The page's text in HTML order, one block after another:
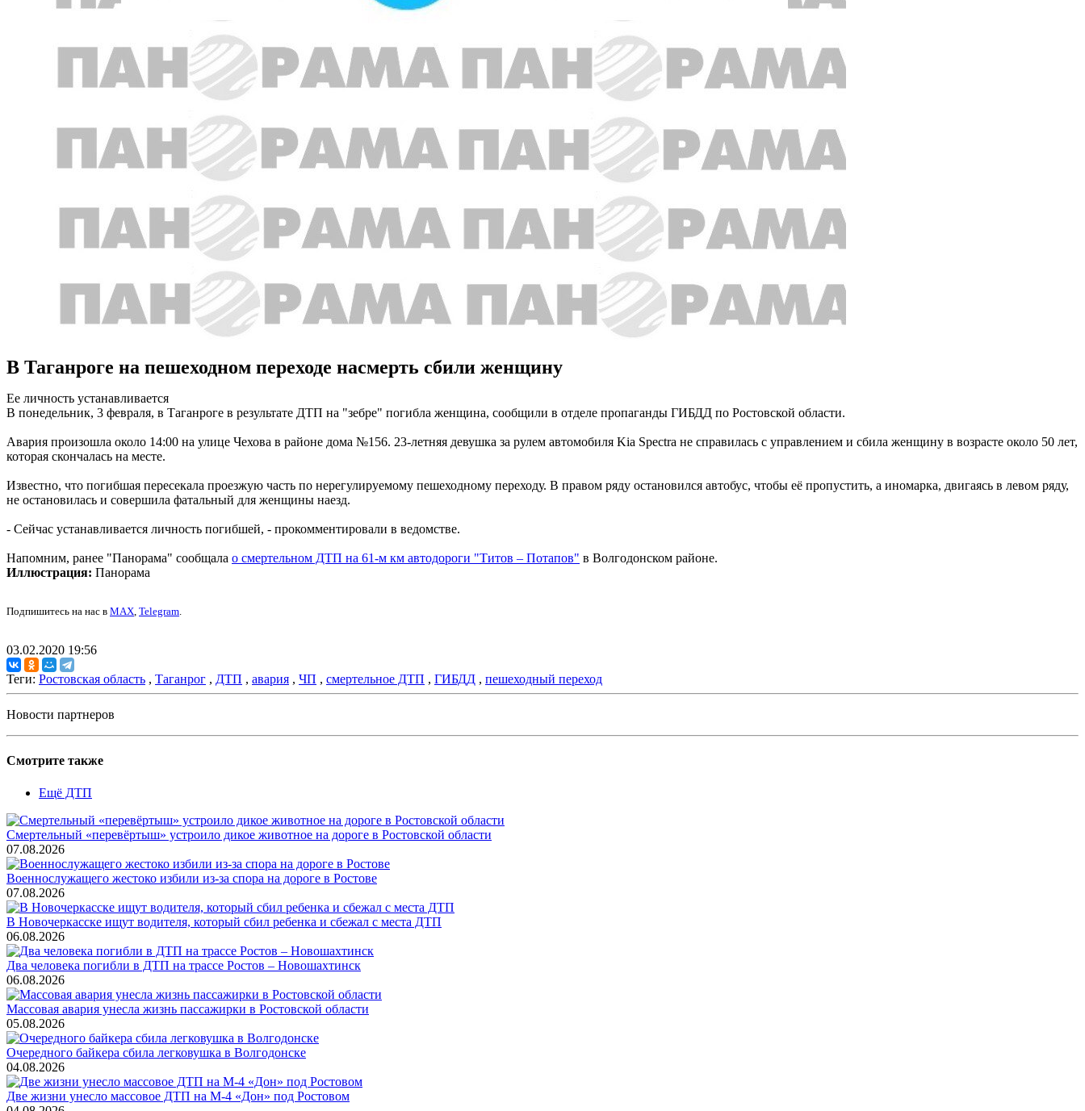
В Таганроге на пешеходном переходе насмерть сбили женщину
Ее личность устанавливается
В понедельник, 3 февраля, в Таганроге в результате ДТП на "зебре" погибла женщина, сообщили в отделе пропаганды ГИБДД по Ростовской области.
Авария произошла около 14:00 на улице Чехова в районе дома №156. 23-летняя девушка за рулем автомобиля Kia Spectra не справилась с управлением и сбила женщину в возрасте около 50 лет,
которая скончалась на месте.
Известно, что погибшая пересекала проезжую часть по нерегулируемому пешеходному переходу. В правом ряду остановился автобус, чтобы её пропустить, а иномарка, двигаясь в левом ряду,
не остановилась и совершила фатальный для женщины наезд.
- Сейчас устанавливается личность погибшей, - прокомментировали в ведомстве.
Напомним, ранее "Панорама" сообщала о смертельном ДТП на 61-м км автодороги "Титов – Потапов" в Волгодонском районе.
Иллюстрация: Панорама
Подпишитесь на нас в MAX, Telegram.
03.02.2020 19:56
Теги: Ростовская область , Таганрог , ДТП , авария , ЧП , смертельное ДТП , ГИБДД , пешеходный переход
Новости партнеров
Смотрите также
Ещё ДТП
Смертельный «перевёртыш» устроило дикое животное на дороге в Ростовской области
07.08.2026
Военнослужащего жестоко избили из-за спора на дороге в Ростове
07.08.2026
В Новочеркасске ищут водителя, который сбил ребенка и сбежал с места ДТП
06.08.2026
Два человека погибли в ДТП на трассе Ростов – Новошахтинск
06.08.2026
Массовая авария унесла жизнь пассажирки в Ростовской области
05.08.2026
Очередного байкера сбила легковушка в Волгодонске
04.08.2026
Две жизни унесло массовое ДТП на М-4 «Дон» под Ростовом